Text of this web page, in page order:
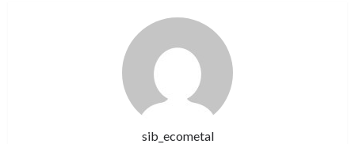
sib_ecometal